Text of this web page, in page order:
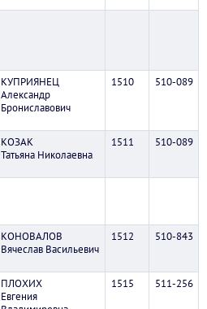
КУПРИЯНЕЦ
Александр
Брониславович
1510 510-089
КОЗАК
Татьяна Николаевна
1511 510-089
КОНОВАЛОВ
Вячеслав Васильевич
1512 510-843
ПЛОХИХ
Евгения
1515 511-256